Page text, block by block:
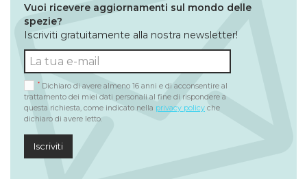
Vuoi ricevere aggiornamenti sul mondo delle
spezie?
Iscriviti gratuitamente alla nostra newsletter!
* Dichiaro di avere almeno 16 anni e di acconsentire al
trattamento dei miei dati personali al fine di rispondere a
questa richiesta, come indicato nella privacy policy che
dichiaro di avere letto.
Iscriviti